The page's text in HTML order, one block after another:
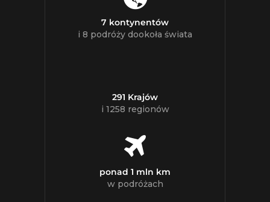
7 kontynentów
i 8 podróży dookoła świata
291 Krajów
i 1258 regionów
ponad 1 mln km
w podróżach